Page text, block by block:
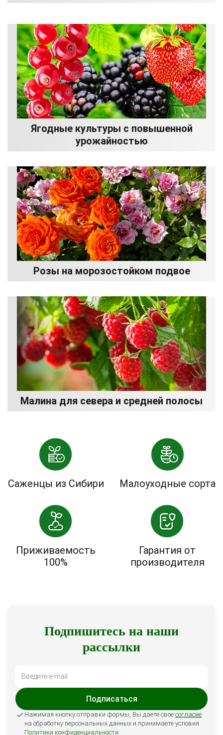
Ягодные культуры с повышенной
урожайностью
Розы на морозостойком подвое
Малина для севера и средней полосы
Саженцы из Сибири Малоуходные сорта
Приживаемость
100%
Гарантия от
производителя
Подпишитесь на наши
рассылки
Подписаться
Нажимая кнопку отправки формы, Вы даете свое согласие
на обработку персональных данных и принимаете условия
Политики конфиденциальности.